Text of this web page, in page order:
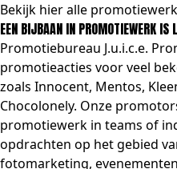
Bekijk hier alle
EEN BIJBAAN IN PROMOTIEWERK IS
Promotiebureau J.u.i.c.e.
promotieacties voor veel
zoals Innocent, Mentos,
Chocolonely. Onze
promotiewerk in teams of
opdrachten op het gebied
fotomarketing,